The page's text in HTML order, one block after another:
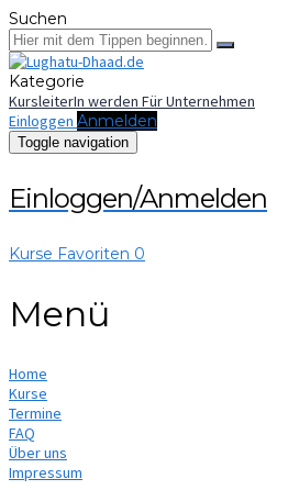
Suchen
Kategorie
KursleiterIn werden Für Unternehmen
Einloggen Anmelden
Toggle navigation
Einloggen/Anmelden
Kurse Favoriten 0
Menü
Home
Kurse
Termine
FAQ
Über uns
Impressum